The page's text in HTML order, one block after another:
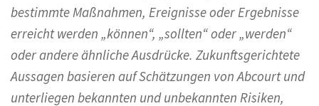
bestimmte Maßnahmen, Ereignisse oder Ergebnisse
erreicht werden „können“, „sollten“ oder „werden“
oder andere ähnliche Ausdrücke. Zukunftsgerichtete
Aussagen basieren auf Schätzungen von Abcourt und
unterliegen bekannten und unbekannten Risiken,